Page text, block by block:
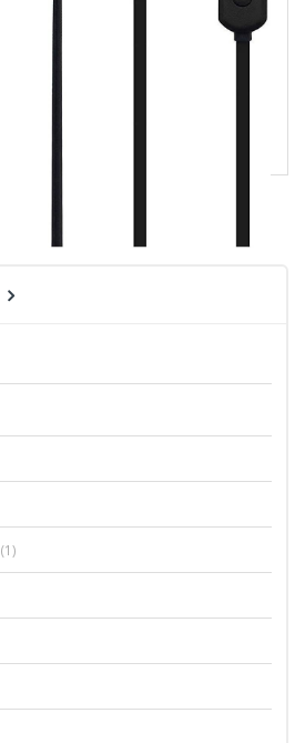
(1)